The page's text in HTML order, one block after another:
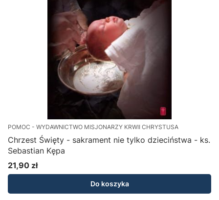
POMOC - WYDAWNICTWO MISJONARZY KRWII CHRYSTUSA
Chrzest Święty - sakrament nie tylko dzieciństwa - ks.
Sebastian Kępa
Cena
21,90 zł
Do koszyka